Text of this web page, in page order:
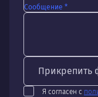
Сообщение *
Прикрепить
Я согласен с